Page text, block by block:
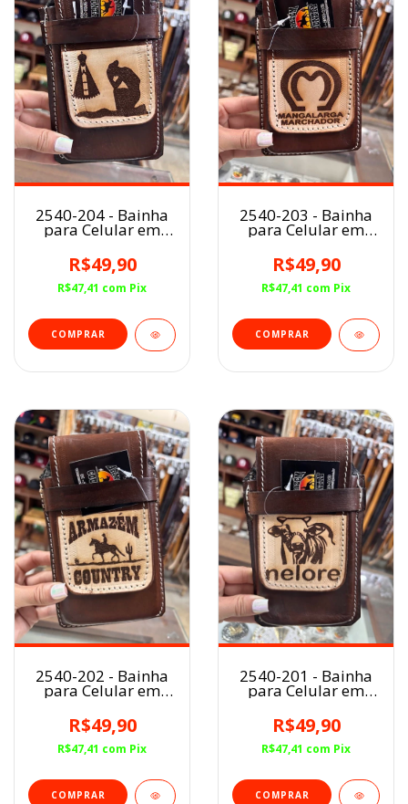
2540-204 - Bainha
para Celular em
R$49,90
R$47,41 com Pix
2540-203 - Bainha
para Celular em
R$49,90
R$47,41 com Pix
2540-202 - Bainha
para Celular em
R$49,90
R$47,41 com Pix
2540-201 - Bainha
para Celular em
R$49,90
R$47,41 com Pix